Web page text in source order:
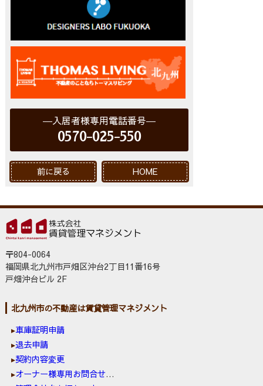
入居者様専用電話番号
0570-025-550
前に戻る HOME
〒804-0064
福岡県北九州市戸畑区沖台2丁目11番16号
戸畑沖台ビル 2F
北九州市の不動産は賃貸管理マネジメント
車庫証明申請
退去申請
契約内容変更
オーナー様専用お問合せ窓口